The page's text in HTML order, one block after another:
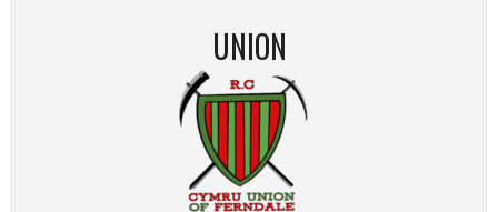
UNION